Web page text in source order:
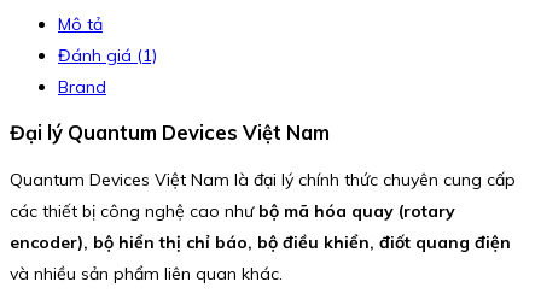
Mô tả
Đánh giá (1)
Brand
Đại lý Quantum Devices Việt Nam
Quantum Devices Việt Nam là đại lý chính thức chuyên cung cấp
các thiết bị công nghệ cao như bộ mã hóa quay (rotary
encoder), bộ hiển thị chỉ báo, bộ điều khiển, điốt quang điện
và nhiều sản phẩm liên quan khác.